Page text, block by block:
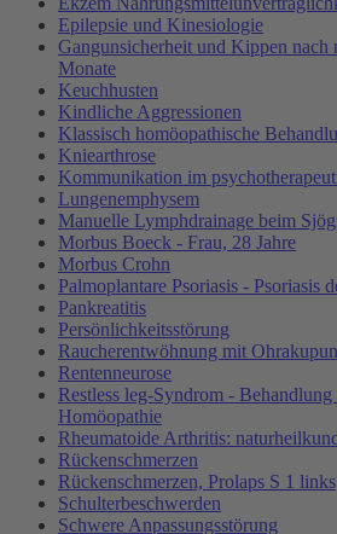
Epilepsie und Kinesiologie
Gangunsicherheit und Kippen nach
Monate
Keuchhusten
Kindliche Aggressionen
Klassisch homöopathische
Kniearthrose
Kommunikation im
Lungenemphysem
Manuelle Lymphdrainage beim
Morbus Boeck - Frau, 28 Jahre
Morbus Crohn
Palmoplantare Psoriasis - Psoriasis
Pankreatitis
Persönlichkeitsstörung
Raucherentwöhnung mit
Rentenneurose
Restless leg-Syndrom -
Homöopathie
Rheumatoide Arthritis:
Rückenschmerzen
Rückenschmerzen, Prolaps S 1 links
Schulterbeschwerden
Schwere Anpassungsstörung